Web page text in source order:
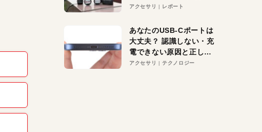
ーム・夜間撮影をチェッ
アクセサリ レポート
あなたのUSB-Cポートは
大丈夫？ 認識しない・充
電できない原因と正しい
対策
アクセサリ テクノロジー